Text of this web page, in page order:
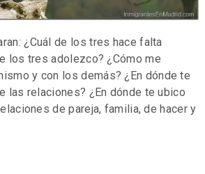
¿Cuál de los tres hace falta
los tres adolezco? ¿Cómo me
y con los demás? ¿En dónde te
las relaciones? ¿En dónde te ubico
de pareja, familia, de hacer y